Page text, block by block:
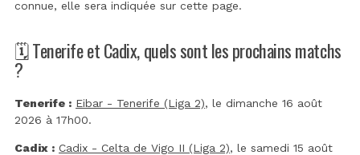
connue, elle sera indiquée sur cette page.
🗓️ Tenerife et Cadix, quels sont les prochains matchs
?
Tenerife : Eibar - Tenerife (Liga 2), le dimanche 16 août
2026 à 17h00.
Cadix : Cadix - Celta de Vigo II (Liga 2), le samedi 15 août